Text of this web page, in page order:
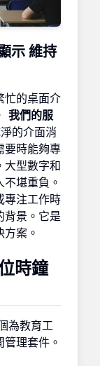
示 維持
忙的桌面介
我們的服
的介面消
要時能夠專
大型數字和
堪重負。
專注工作時
背景。它是
案。
時鐘
為教育工
理套件。